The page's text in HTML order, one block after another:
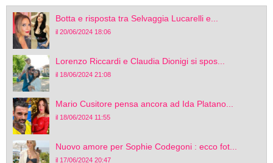
Botta e risposta tra Selvaggia Lucarelli e...
il 20/06/2024 18:06
Lorenzo Riccardi e Claudia Dionigi si spos...
il 18/06/2024 21:08
Mario Cusitore pensa ancora ad Ida Platano...
il 18/06/2024 11:55
Nuovo amore per Sophie Codegoni : ecco fot...
il 17/06/2024 20:47